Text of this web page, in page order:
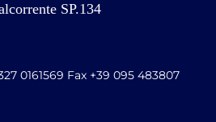
SP.134
0161569 Fax +39 095 483807